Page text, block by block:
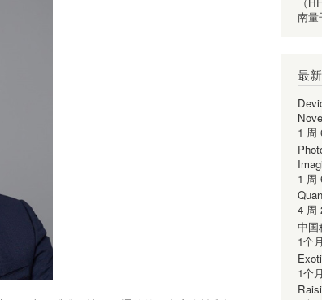
南量
最
1 周
1 周
4 周
中国
1个
1个